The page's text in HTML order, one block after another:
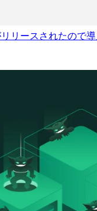
リースされたので